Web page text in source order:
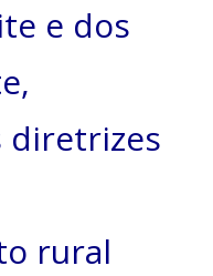
e dos
diretrizes
rural